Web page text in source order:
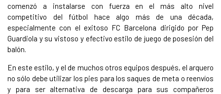
comenzó a instalarse con fuerza en el más alto nivel
competitivo del fútbol hace algo más de una década,
especialmente con el exitoso FC Barcelona dirigido por Pep
Guardiola y su vistoso y efectivo estilo de juego de posesión del
balón.
En este estilo, y el de muchos otros equipos después, el arquero
no sólo debe utilizar los pies para los saques de meta o reenvíos
y para ser alternativa de descarga para sus compañeros